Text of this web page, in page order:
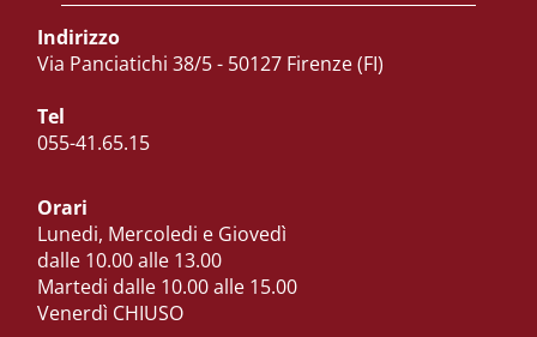
Indirizzo
Via Panciatichi 38/5 - 50127 Firenze (FI)
Tel
055-41.65.15
Orari
Lunedi, Mercoledi e Giovedì
dalle 10.00 alle 13.00
Martedi dalle 10.00 alle 15.00
Venerdì CHIUSO